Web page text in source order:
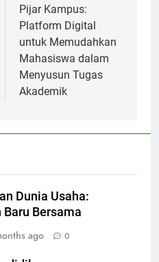
Pijar Kampus:
Platform Digital
untuk Memudahkan
Mahasiswa dalam
Menyusun Tugas
Akademik
Dunia Usaha:
Bersama
ago 0